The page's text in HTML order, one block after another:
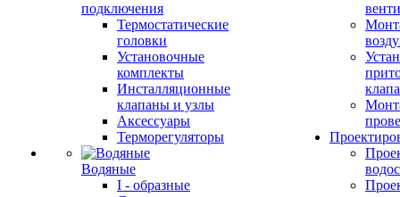
подключения
Термостатические
головки
Установочные
комплекты
Инсталляционные
клапаны и узлы
Аксессуары
Терморегуляторы
Водяные
I - образные